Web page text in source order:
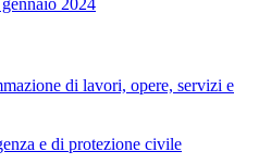
di lavori, opere, servizi e
e di protezione civile